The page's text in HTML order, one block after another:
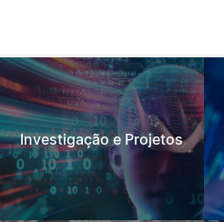
Investigação e Projetos